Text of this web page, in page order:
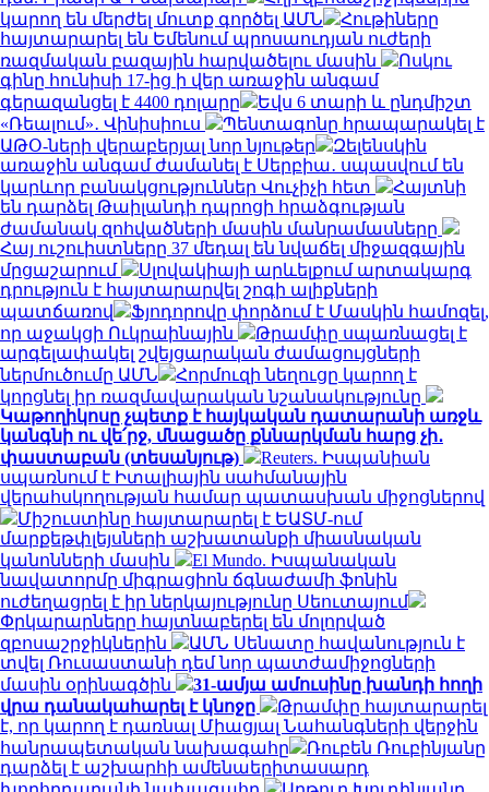
կարող են մերժել մուտք գործել ԱՄՆ
Հութիները
հայտարարել են Եմենում պրոսաուդյան ուժերի
ռազմական բազային հարվածելու մասին
Ոսկու
գինը հունիսի 17-ից ի վեր առաջին անգամ
գերազանցել է 4400 դոլարը
Եվս 6 տարի և ընդմիշտ
«Ռեալում»․ Վինիսիուս
Պենտագոնը հրապարակել է
ԱԹՕ-ների վերաբերյալ նոր նյութեր
Զելենսկին
առաջին անգամ ժամանել է Սերբիա․ սպասվում են
կարևոր բանակցություններ Վուչիչի հետ
Հայտնի
են դարձել Թաիլանդի դպրոցի հրաձգության
ժամանակ զոհվածների մասին մանրամասները
Հայ ուշուիստները 37 մեդալ են նվաճել միջազգային
մրցաշարում
Սլովակիայի արևելքում արտակարգ
դրություն է հայտարարվել շոգի ալիքների
պատճառով
Ֆյոդորովը փորձում է Մասկին համոզել,
որ աջակցի Ուկրաինային
Թրամփը սպառնացել է
արգելափակել շվեյցարական ժամացույցների
ներմուծումը ԱՄՆ
Հորմուզի նեղուցը կարող է
կորցնել իր ռազմավարական նշանակությունը
Կաթողիկոսը չպետք է հայկական դատարանի առջև
կանգնի ու վե՛րջ, մնացածը քննարկման հարց չի․
փաստաբան (տեսանյութ)
Reuters. Իսպանիան
սպառնում է Իտալիային սահմանային
վերահսկողության համար պատասխան միջոցներով
Միշուստինը հայտարարել է ԵԱՏՄ-ում
մարքեթփլեյսների աշխատանքի միասնական
կանոնների մասին
El Mundo. Իսպանական
նավատորմը միգրացիոն ճգնաժամի ֆոնին
ուժեղացրել է իր ներկայությունը Սեուտայում
Փրկարարները հայտնաբերել են մոլորված
զբոսաշրջիկներին
ԱՄՆ Սենատը հավանություն է
տվել Ռուսաստանի դեմ նոր պատժամիջոցների
մասին օրինագծին
31-ամյա ամուսինը խանդի հողի
վրա դանակահարել է կնոջը
Թրամփը հայտարարել
է, որ կարող է դառնալ Միացյալ Նահանգների վերջին
հանրապետական ​​նախագահը
Ռուբեն Ռուբինյանը
դարձել է աշխարհի ամենաերիտասարդ